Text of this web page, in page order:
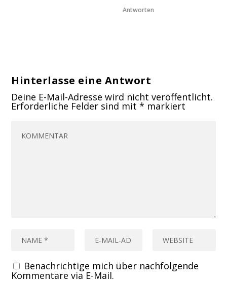
Antworten
Hinterlasse eine Antwort
Deine E-Mail-Adresse wird nicht veröffentlicht.
Erforderliche Felder sind mit* markiert
Benachrichtige mich über nachfolgende
Kommentare via E-Mail.